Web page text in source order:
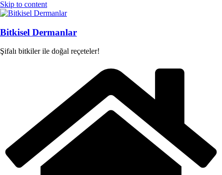
Skip to content
Bitkisel Dermanlar
Şifalı bitkiler ile doğal reçeteler!